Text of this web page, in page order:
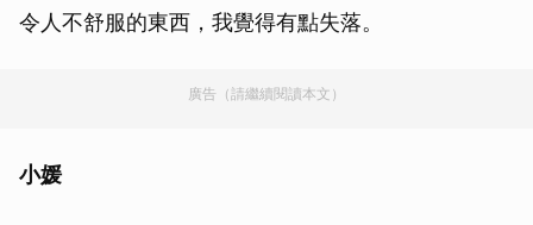
令人不舒服的東西，我覺得有點失落。
廣告（請繼續閱讀本文）
小媛